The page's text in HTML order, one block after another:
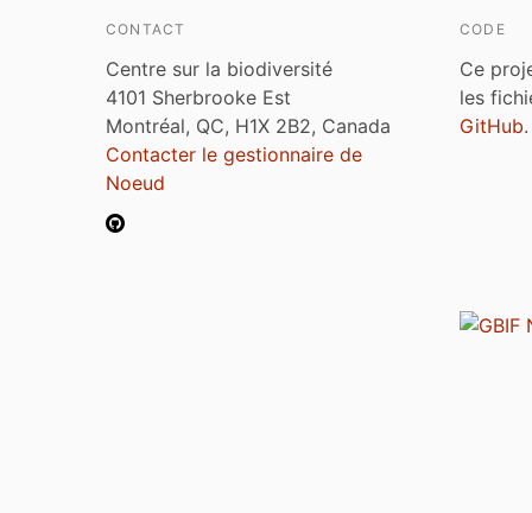
CONTACT
Centre sur la biodiversité
4101 Sherbrooke Est
Montréal, QC, H1X 2B2, Canada
Contacter le gestionnaire de
Noeud
CODE
Ce
les
GitHub.